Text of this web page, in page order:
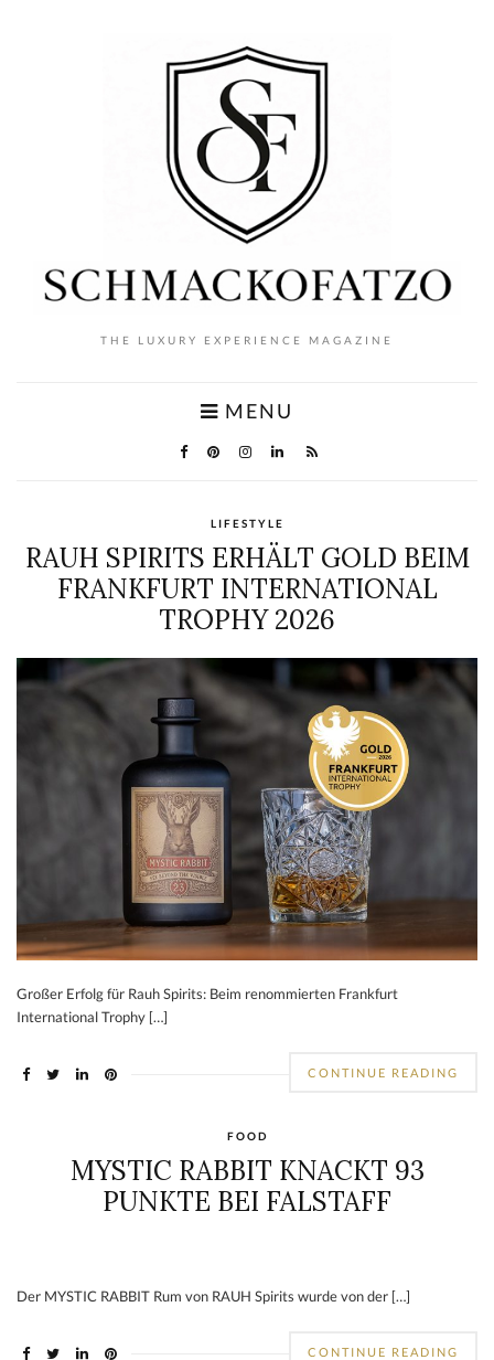
THE LUXURY EXPERIENCE MAGAZINE
MENU
LIFESTYLE
RAUH SPIRITS ERHÄLT GOLD BEIM
FRANKFURT INTERNATIONAL
TROPHY 2026
Großer Erfolg für Rauh Spirits: Beim renommierten Frankfurt
International Trophy […]
CONTINUE READING
FOOD
MYSTIC RABBIT KNACKT 93
PUNKTE BEI FALSTAFF
Der MYSTIC RABBIT Rum von RAUH Spirits wurde von der […]
CONTINUE READING